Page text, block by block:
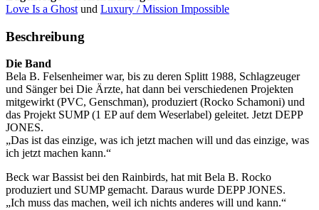
Love Is a Ghost und Luxury / Mission Impossible
Beschreibung
Die Band
Bela B. Felsenheimer war, bis zu deren Splitt 1988, Schlagzeuger
und Sänger bei Die Ärzte, hat dann bei verschiedenen Projekten
mitgewirkt (PVC, Genschman), produziert (Rocko Schamoni) und
das Projekt SUMP (1 EP auf dem Weserlabel) geleitet. Jetzt DEPP
JONES.
„Das ist das einzige, was ich jetzt machen will und das einzige, was
ich jetzt machen kann.“
Beck war Bassist bei den Rainbirds, hat mit Bela B. Rocko
produziert und SUMP gemacht. Daraus wurde DEPP JONES.
„Ich muss das machen, weil ich nichts anderes will und kann.“